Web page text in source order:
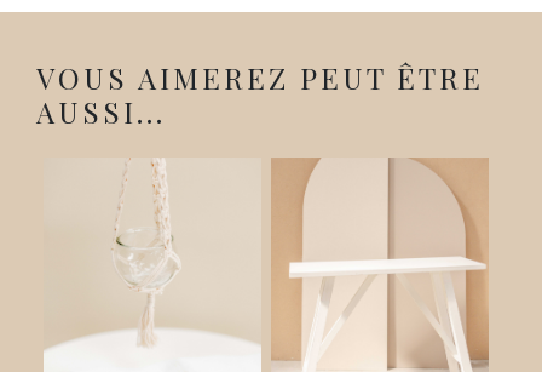
VOUS AIMEREZ PEUT ÊTRE
AUSSI...